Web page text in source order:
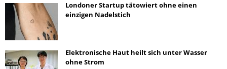
Londoner Startup tätowiert ohne einen
einzigen Nadelstich
Elektronische Haut heilt sich unter Wasser
ohne Strom